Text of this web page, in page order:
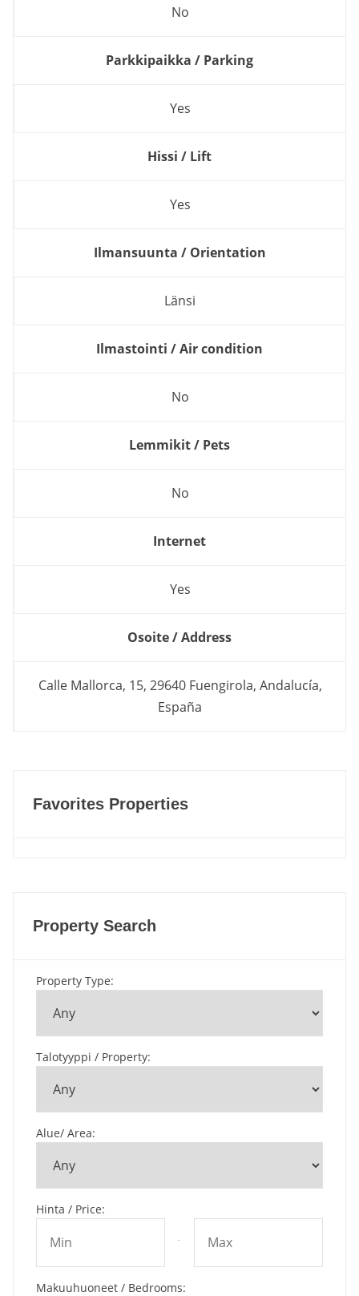
No
Parkkipaikka / Parking
Yes
Hissi / Lift
Yes
Ilmansuunta / Orientation
Länsi
Ilmastointi / Air condition
No
Lemmikit / Pets
No
Internet
Yes
Osoite / Address
Calle Mallorca, 15, 29640 Fuengirola, Andalucía,
España
Favorites Properties
Property Search
Property Type:
Talotyyppi / Property:
Alue/ Area:
Hinta / Price:
-
Makuuhuoneet / Bedrooms: